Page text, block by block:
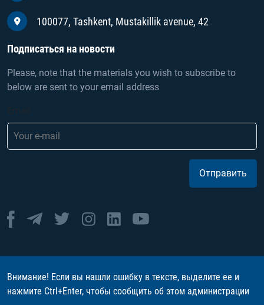
100077, Tashkent, Mustakillik avenue, 42
Подписаться на новости
Please, note that the materials you wish to subscribe to
below are sent to your email address
Отправить
Внимание! Если вы нашли ошибку в тексте, выделите ее и
нажмите Ctrl+Enter, чтобы сообщить об этом администрации